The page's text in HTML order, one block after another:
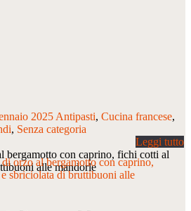
2025 Antipasti Cucina francese
Senza categoria
bergamotto con caprino, fichi cotti al
alle mandorle